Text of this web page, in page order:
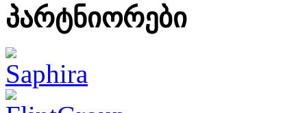
პარტნიორები